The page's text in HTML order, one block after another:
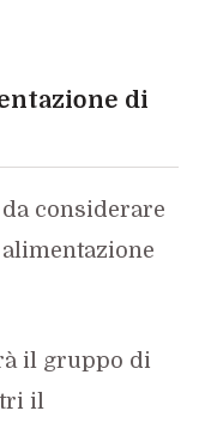
di
considerare
il gruppo di
il